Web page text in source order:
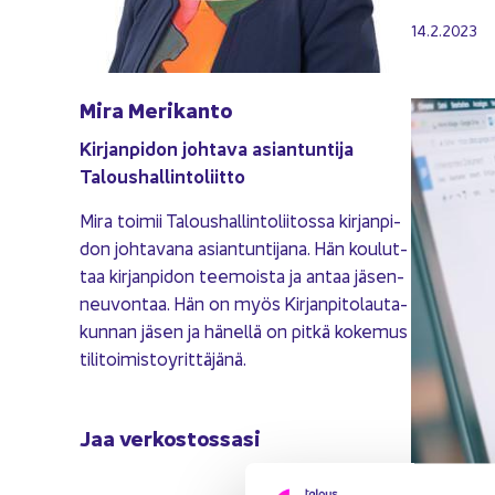
Mira Me­ri­kan­to
Kir­jan­pi­don joh­ta­va asian­tun­ti­ja
Ta­lous­hal­lin­to­liit­to
Mira toi­mii Ta­lous­hal­lin­to­lii­tos­sa kir­jan­pi­
don joh­ta­va­na asian­tun­ti­ja­na. Hän kou­lut­
taa kir­jan­pi­don tee­mois­ta ja antaa jä­sen­
neu­von­taa. Hän on myös Kir­jan­pi­to­lau­ta­
kun­nan jäsen ja hä­nel­lä on pitkä ko­ke­mus
ti­li­toi­mis­to­y­rit­tä­jä­nä.
Jaa ver­kos­tos­sa­si
14.2.2023